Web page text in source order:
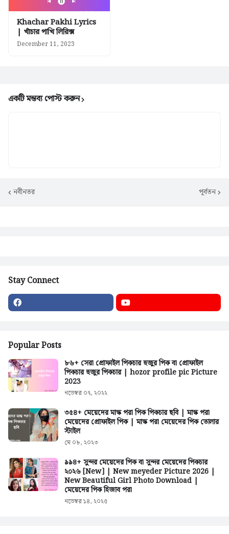
Khachar Pakhi Lyrics
| খাঁচার পাখি লিরিক্স
December 11, 2023
একটি মন্তব্য পোস্ট করুন
নবীনতর পূর্বতন
Stay Connect
Popular Posts
৮৬+ সেরা প্রোফাইল পিকচার হুজুর পিক বা প্রোফাইল
পিকচার হুজুর পিকচার | hozor profile pic Picture
2023
নভেম্বর ০৭, ২০২২
৩৫৪+ মেয়েদের মাস্ক পরা পিক পিকচার ছবি | মাস্ক পরা
মেয়েদের প্রোফাইল পিক | মাস্ক পরা মেয়েদের পিক তোলার
স্টাইল
মে ০৮, ২০২৩
৯৯৪+ সুন্দর মেয়েদের পিক বা সুন্দর মেয়েদের পিকচার
২০২৬ [New] | New meyeder Picture 2026 |
New Beautiful Girl Photo Download |
মেয়েদের পিক হিজাব পরা
নভেম্বর ১৪, ২০২৫